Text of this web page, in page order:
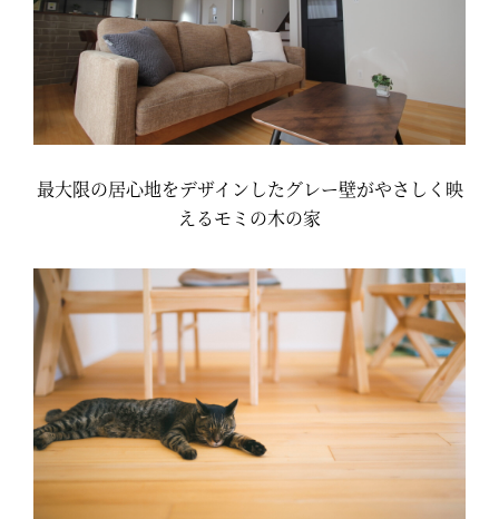
最大限の居心地をデザインしたグレー壁がやさしく映
えるモミの木の家